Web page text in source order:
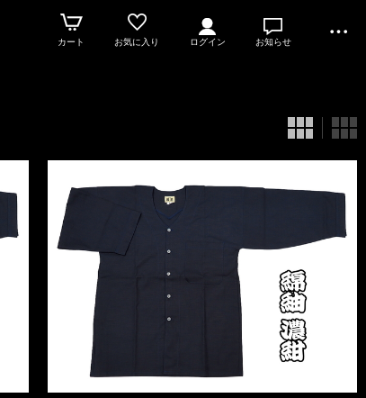
カート お気に入り ログイン お知らせ